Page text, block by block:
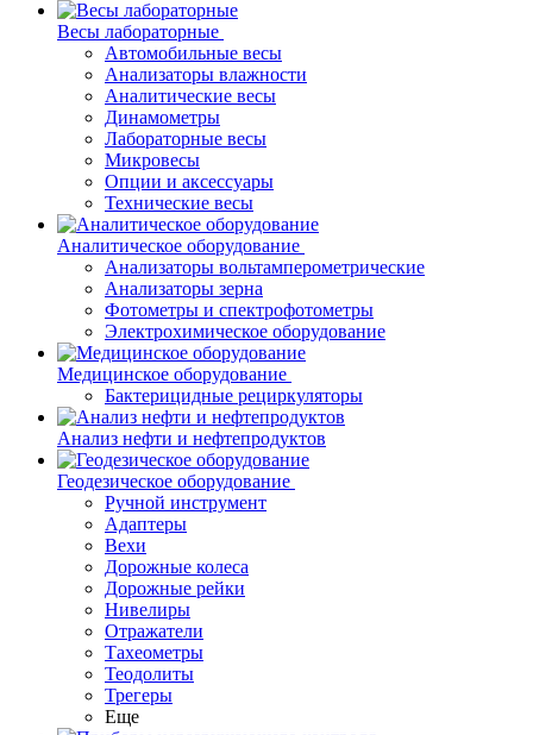
Весы лабораторные
Автомобильные весы
Анализаторы влажности
Аналитические весы
Динамометры
Лабораторные весы
Микровесы
Опции и аксессуары
Технические весы
Аналитическое оборудование
Анализаторы вольтамперометрические
Анализаторы зерна
Фотометры и спектрофотометры
Электрохимическое оборудование
Медицинское оборудование
Бактерицидные рециркуляторы
Анализ нефти и нефтепродуктов
Геодезическое оборудование
Ручной инструмент
Адаптеры
Вехи
Дорожные колеса
Дорожные рейки
Нивелиры
Отражатели
Тахеометры
Теодолиты
Трегеры
Еще